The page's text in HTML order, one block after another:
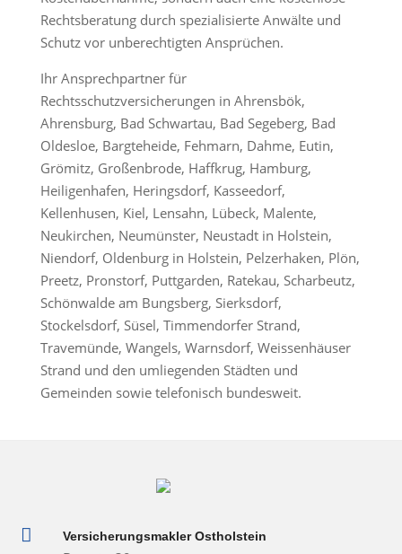
Rechtsberatung durch spezialisierte Anwälte und
Schutz vor unberechtigten Ansprüchen.
Ihr Ansprechpartner für
Rechtsschutzversicherungen in Ahrensbök,
Ahrensburg, Bad Schwartau, Bad Segeberg, Bad
Oldesloe, Bargteheide, Fehmarn, Dahme, Eutin,
Grömitz, Großenbrode, Haffkrug, Hamburg,
Heiligenhafen, Heringsdorf, Kasseedorf,
Kellenhusen, Kiel, Lensahn, Lübeck, Malente,
Neukirchen, Neumünster, Neustadt in Holstein,
Niendorf, Oldenburg in Holstein, Pelzerhaken, Plön,
Preetz, Pronstorf, Puttgarden, Ratekau, Scharbeutz,
Schönwalde am Bungsberg, Sierksdorf,
Stockelsdorf, Süsel, Timmendorfer Strand,
Travemünde, Wangels, Warnsdorf, Weissenhäuser
Strand und den umliegenden Städten und
Gemeinden sowie telefonisch bundesweit.
 Versicherungsmakler Ostholstein